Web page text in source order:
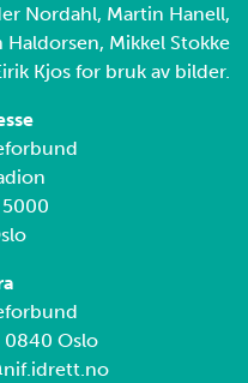
Nordahl, Martin Hanell,
Haldorsen, Mikkel Stokke
Kjos for bruk av bilder.
0840 Oslo